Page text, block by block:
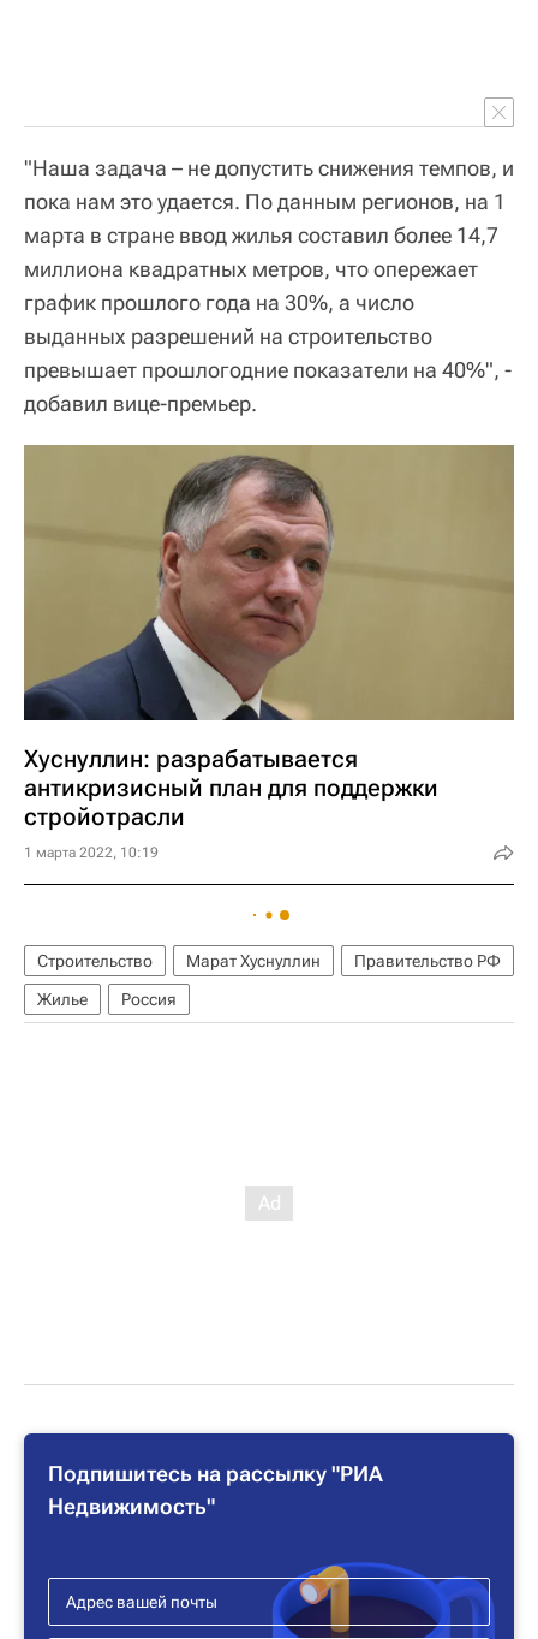
"Наша задача – не допустить снижения темпов, и
пока нам это удается. По данным регионов, на 1
марта в стране ввод жилья составил более 14,7
миллиона квадратных метров, что опережает
график прошлого года на 30%, а число
выданных разрешений на строительство
превышает прошлогодние показатели на 40%", -
добавил вице-премьер.
Хуснуллин: разрабатывается
антикризисный план для поддержки
стройотрасли
1 марта 2022, 10:19
Строительство Марат Хуснуллин
Правительство РФ
Жилье
Россия
Подпишитесь на рассылку "РИА
Недвижимость"